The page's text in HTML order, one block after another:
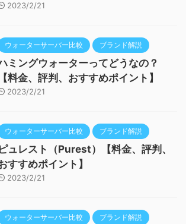
2023/2/21
ウォーターサーバー比較 ブランド解説
ミングウォーターってどうなの？
【料金、評判、おすすめポイント】
2023/2/21
ウォーターサーバー比較 ブランド解説
ピュレスト（Purest）【料金、評判、
すすめポイント】
2023/2/21
ウォーターサーバー比較 ブランド解説